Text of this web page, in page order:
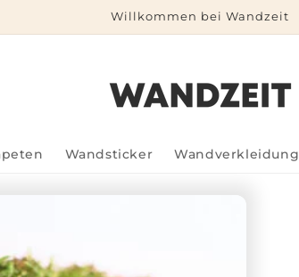
Willkommen bei Wandzeit
Wandsticker Wandverkleidung